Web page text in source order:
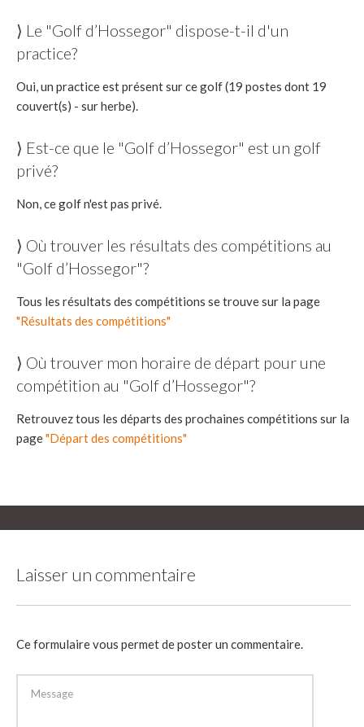
⟩ Le "Golf d’Hossegor" dispose-t-il d'un
practice?
Oui, un practice est présent sur ce golf (19 postes dont 19
couvert(s) - sur herbe).
⟩ Est-ce que le "Golf d’Hossegor" est un golf
privé?
Non, ce golf n'est pas privé.
⟩ Où trouver les résultats des compétitions au
"Golf d’Hossegor"?
Tous les résultats des compétitions se trouve sur la page
"Résultats des compétitions"
⟩ Où trouver mon horaire de départ pour une
compétition au "Golf d’Hossegor"?
Retrouvez tous les départs des prochaines compétitions sur la
page"Départ des compétitions"
Laisser un commentaire
Ce formulaire vous permet de poster un commentaire.